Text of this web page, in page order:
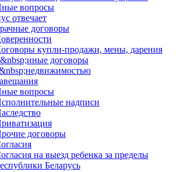
вопросы
отвечает
договоры
купли-продажи, мены, дарения
договоры
вопросы
надписи
договоры
на выезд ребенка за пределы
Беларусь